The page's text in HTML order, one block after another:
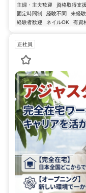
主婦・主夫歓迎
資格取得支
固定時間制
経験不問 未経
経験者歓迎
ネイルOK 有資
正社員